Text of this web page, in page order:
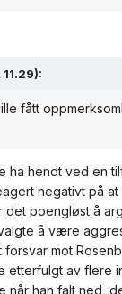
fått
ha hendt ved en
negativt på
poengløst å
å være
mot
av flere
når han falt ned,